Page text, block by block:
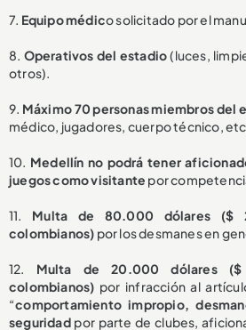
7. Equipo médico solicitado por el
8. Operativos del estadio(luces,
otros).
9. Máximo 70 personas miembros del
médico, jugadores, cuerpo técnico,
10. Medellín no podrá tener
juegos como visitante por
11. Multa de 80.000 dólares ($
colombianos) por los desmanes en
12. Multa de 20.000 dólares ($
colombianos) por infracción al
“comportamiento impropio,
seguridadpor parte de clubes,